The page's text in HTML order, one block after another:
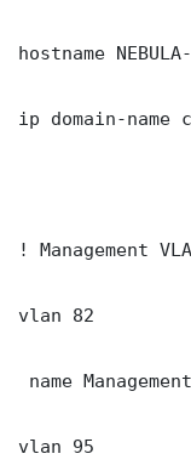
hostname NEBULA-
ip domain-name
! Management
vlan 82
name Management
vlan 95